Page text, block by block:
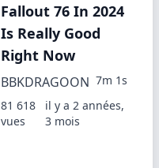
Fallout 76 In 2024
Is Really Good
Right Now
BBKDRAGOON 7m 1s
81 618
vues
il y a 2 années,
3 mois